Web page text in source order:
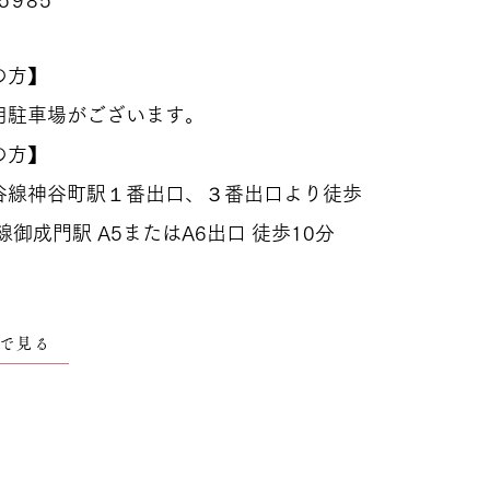
】
車場がございます。
】
線神谷町駅１番出口、３番出口より徒歩
御成門駅 A5またはA6出口 徒歩10分
見る